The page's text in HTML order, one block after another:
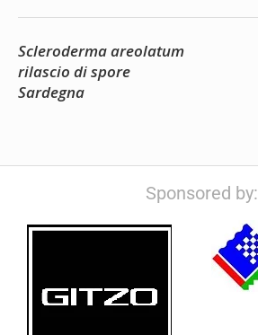
Scleroderma areolatum
rilascio di spore
Sardegna
Sponsored by: